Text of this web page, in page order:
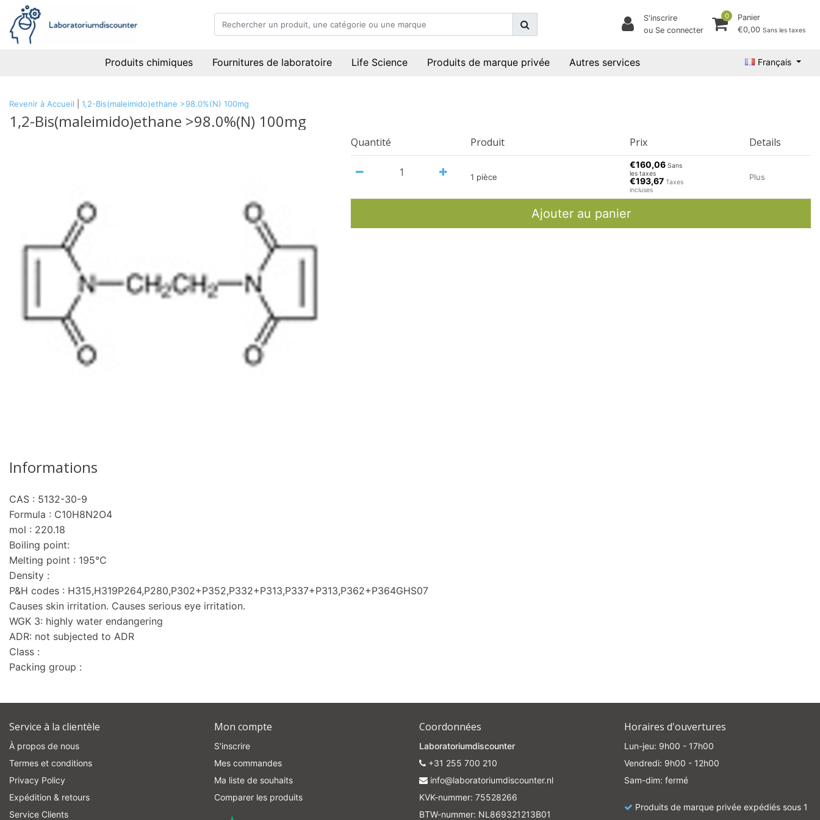
S'inscrire
ou Se connecter
0
Panier
€0,00 Sans les taxes
Produits chimiques Fournitures de laboratoire Life Science Produits de marque privée Autres services Français
Revenir à Accueil 1,2-Bis(maleimido)ethane >98.0%(N) 100mg
1,2-Bis(maleimido)ethane >98.0%(N) 100mg
Quantité Produit Prix Details
1 pièce
€160,06Sans
les taxes
€193,67Taxes
incluses
Plus
Ajouter au panier
Informations
CAS : 5132-30-9
Formula : C10H8N2O4
mol : 220.18
Boiling point:
Melting point : 195°C
Density :
P&H codes : H315,H319P264,P280,P302+P352,P332+P313,P337+P313,P362+P364GHS07
Causes skin irritation. Causes serious eye irritation.
WGK 3: highly water endangering
ADR: not subjected to ADR
Class :
Packing group :
Service à la clientèle
À propos de nous
Termes et conditions
Privacy Policy
Expédition & retours
Service Clients
Mon compte
S'inscrire
Mes commandes
Ma liste de souhaits
Comparer les produits
Coordonnées
Laboratoriumdiscounter
+31 255 700 210
info@laboratoriumdiscounter.nl
KVK-nummer: 75528266
BTW-nummer: NL869321213B01
Horaires d'ouvertures
Lun-jeu: 9h00 - 17h00
Vendredi: 9h00 - 12h00
Sam-dim: fermé
Produits de marque privée expédiés sous 1